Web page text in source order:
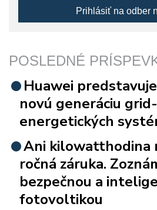
Prihlásiť na odber
POSLEDNÉ
Huawei
novú generáciu
energetických
Ani kilowatthodina
ročná záruka.
bezpečnou a
fotovoltikou